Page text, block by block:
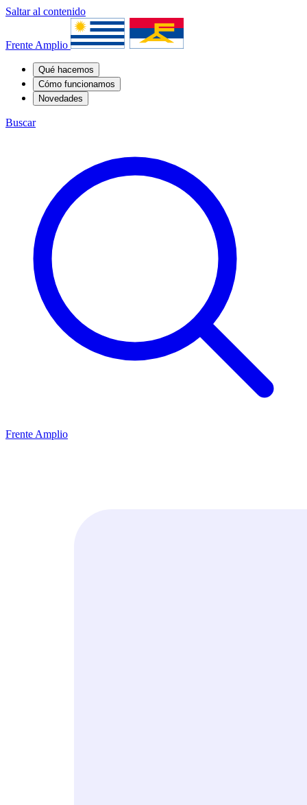
Saltar al contenido
Frente Amplio
Qué hacemos
Cómo funcionamos
Novedades
Buscar
Frente Amplio